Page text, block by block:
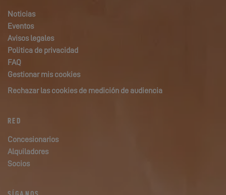
Noticias
Eventos
Avisos legales
Politica de privacidad
FAQ
Gestionar mis cookies
Rechazar las cookies de medición de audiencia
RED
Concesionarios
Alquiladores
Socios